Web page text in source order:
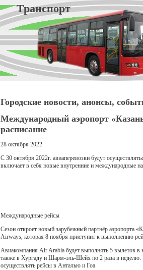
Транспорт
Городские новости, анонсы,
Международный аэропорт
расписание
28 октября 2022
С 30 октября 2022г. авиаперевозки будут
включает в себя новые внутренние и международные
Международные рейсы
Сезон откроет новый зарубежный партнёр аэропорта
Airways, которая 8 ноября приступит к выполнению
Авиакомпания Air Arabia будет выполнять 5 вылетов
также в Хургаду и Шарм-эль-Шейх по 2 раза в неделю.
осуществлять рейсы в Анталью и Гоа.